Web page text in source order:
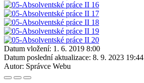
Datum vložení: 1. 6. 2019 8:00
Datum poslední aktualizace: 8. 9. 2023 19:44
Autor: Správce Webu